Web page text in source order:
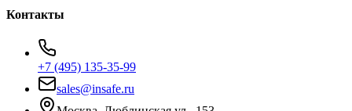
Контакты
+7 (495) 135-35-99
sales@insafe.ru